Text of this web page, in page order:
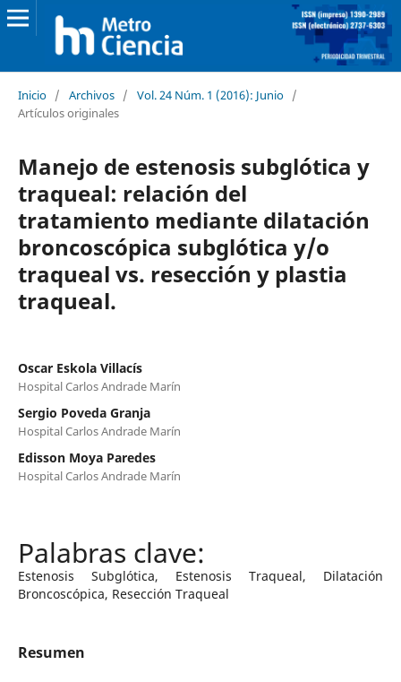
Inicio / Archivos / Vol. 24 Núm. 1 (2016): Junio /
Artículos originales
Manejo de estenosis subglótica y
traqueal: relación del
tratamiento mediante dilatación
broncoscópica subglótica y/o
traqueal vs. resección y plastia
traqueal.
Oscar Eskola Villacís
Hospital Carlos Andrade Marín
Sergio Poveda Granja
Hospital Carlos Andrade Marín
Edisson Moya Paredes
Hospital Carlos Andrade Marín
Estenosis Subglótica, Estenosis Traqueal, Dilatación
Broncoscópica, Resección Traqueal
Resumen